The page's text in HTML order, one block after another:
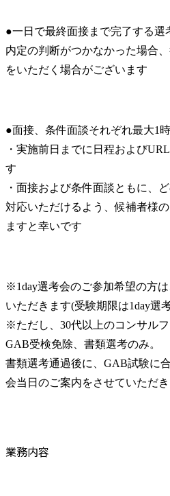
●一日で最終面接まで完了する選
内定の判断がつかなかった場合
をいただく場合がございます
●面接、条件面談それぞれ最大1
・実施前日までに日程および
す
・面接および条件面談ともに、
対応いただけるよう、候補者様
ますと幸いです
※1day選考会のご参加希望の方
いただきます(受験期限は1day選
※ただし、30代以上のコンサル
GAB受検免除、書類選考のみ。
書類選考通過後に、GAB試験に
会当日のご案内をさせていただき
業務内容